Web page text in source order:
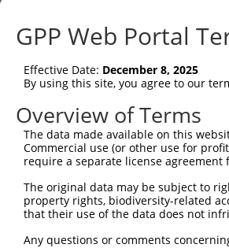
GPP Web Portal
Effective Date: December 8, 2025
By using this site, you agree to our
Overview of Terms
The data made available on this
Commercial use (or other use for
require a separate license
The original data may be subject to
property rights, biodiversity-related
that their use of the data does not
Any questions or comments